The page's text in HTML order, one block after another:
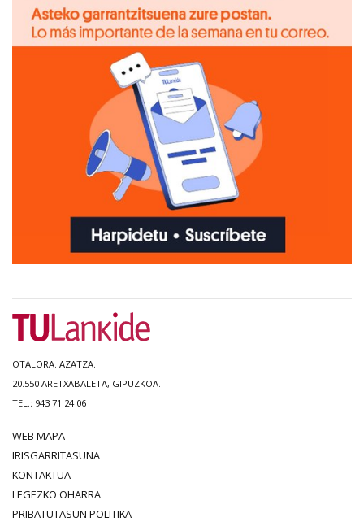
OTALORA. AZATZA.
20.550 ARETXABALETA, GIPUZKOA.
TEL.: 943 71 24 06
WEB MAPA
IRISGARRITASUNA
KONTAKTUA
LEGEZKO OHARRA
PRIBATUTASUN POLITIKA